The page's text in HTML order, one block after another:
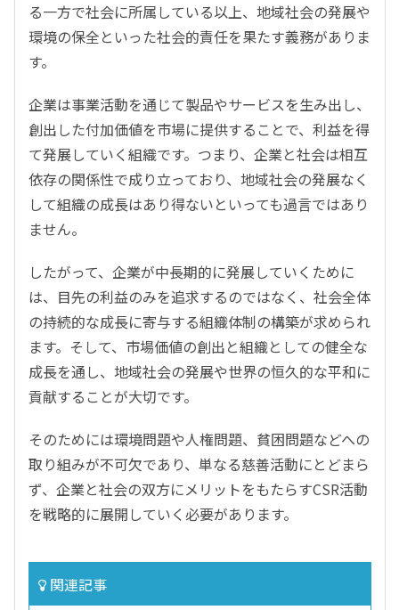
る一方で社会に所属している以上、地域社会の発展や
環境の保全といった社会的責任を果たす義務がありま
す。
企業は事業活動を通じて製品やサービスを生み出し、
創出した付加価値を市場に提供することで、利益を得
て発展していく組織です。つまり、企業と社会は相互
依存の関係性で成り立っており、地域社会の発展なく
して組織の成長はあり得ないといっても過言ではあり
ません。
したがって、企業が中長期的に発展していくために
は、目先の利益のみを追求するのではなく、社会全体
の持続的な成長に寄与する組織体制の構築が求められ
ます。そして、市場価値の創出と組織としての健全な
成長を通し、地域社会の発展や世界の恒久的な平和に
貢献することが大切です。
そのためには環境問題や人権問題、貧困問題などへの
取り組みが不可欠であり、単なる慈善活動にとどまら
ず、企業と社会の双方にメリットをもたらすCSR活動
を戦略的に展開していく必要があります。
関連記事